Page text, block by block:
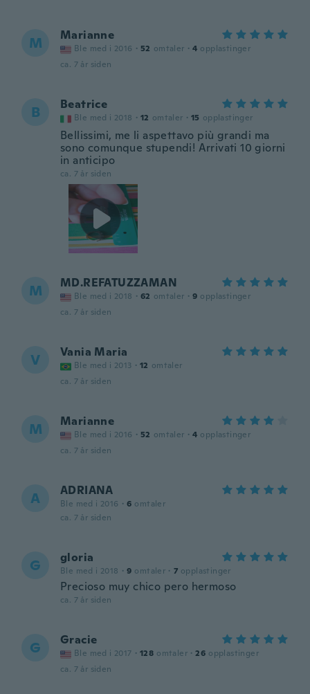
M Marianne
Ble med i 2016 · 52 omtaler · 4 opplastinger
ca. 7 år siden
B Beatrice
Ble med i 2018 · 12 omtaler · 15 opplastinger
Bellissimi, me li aspettavo più grandi ma
sono comunque stupendi! Arrivati 10 giorni
in anticipo
ca. 7 år siden
M MD.REFATUZZAMAN
Ble med i 2018 · 62 omtaler · 9 opplastinger
ca. 7 år siden
V Vania Maria
Ble med i 2013 · 12 omtaler
ca. 7 år siden
M Marianne
Ble med i 2016 · 52 omtaler · 4 opplastinger
ca. 7 år siden
A ADRIANA
Ble med i 2016 · 6 omtaler
ca. 7 år siden
G gloria
Ble med i 2018 · 9 omtaler · 7 opplastinger
Precioso muy chico pero hermoso
ca. 7 år siden
G Gracie
Ble med i 2017 · 128 omtaler · 26 opplastinger
ca. 7 år siden